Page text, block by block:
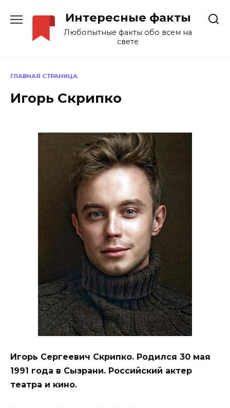
содержанию
Интересные факты
Любопытные факты обо всем на
свете
ГЛАВНАЯ СТРАНИЦА
Игорь Скрипко
Игорь Сергеевич Скрипко. Родился 30 мая
1991 года в Сызрани. Российский актер
театра и кино.